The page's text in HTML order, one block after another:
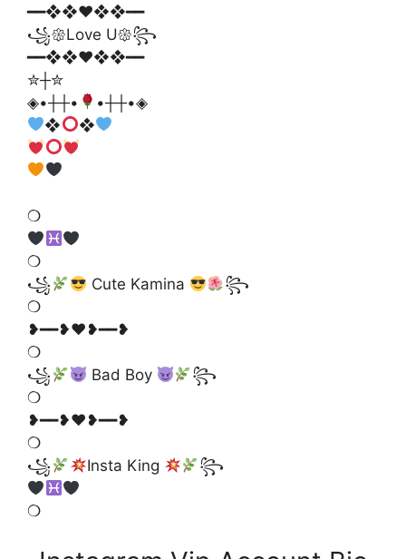
━━❖❖♥❖❖━━
꧁𑁍Love U𑁍꧂
━━❖❖♥❖❖━━
✮┼✮
◈•┼┼•
•┼┼•◈
❖
❖
❍
❍
꧁
Cute Kamina
꧂
❍
❥━━❥♥️❥━━❥
❍
꧁
Bad Boy
꧂
❍
❥━━❥♥️❥━━❥
❍
꧁
Insta King ꧂
❍